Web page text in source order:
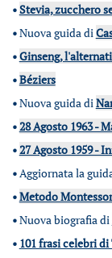
•Stevia, zucchero
•Nuova guida di
•Ginseng,
•Béziers
•Nuova guida di
•28 Agosto 1963 -
•27 Agosto 1959 -
•Aggiornata la
•Metodo
•Nuova biografia di
• 101 frasi celebri